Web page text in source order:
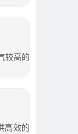
较高的
高效的